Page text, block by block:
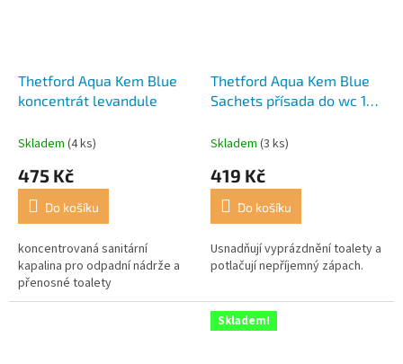
Thetford Aqua Kem Blue
koncentrát levandule
Skladem (4 ks)
475 Kč
Do košíku
koncentrovaná sanitární
kapalina pro odpadní nádrže a
přenosné toalety
Thetford Aqua Kem Blue
Sachets přísada do wc 15+
Skladem (3 ks)
419 Kč
Do košíku
Usnadňují vyprázdnění toalety a
potlačují nepříjemný zápach.
Skladem!